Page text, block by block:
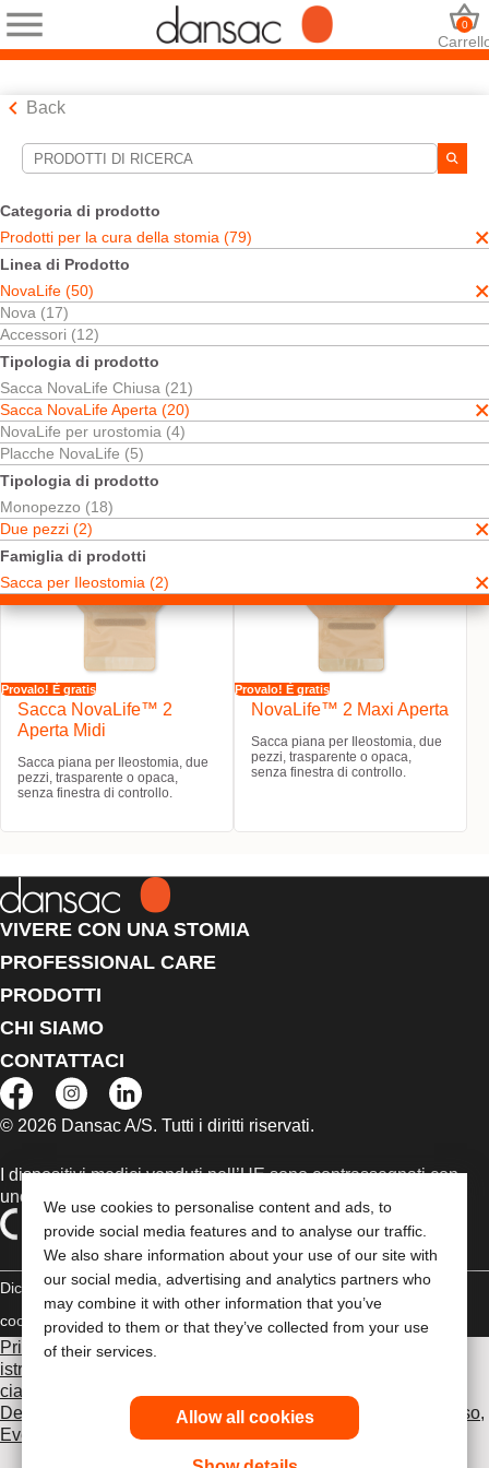
We use cookies to personalise content and ads, to
provide social media features and to analyse our traffic.
We also share information about your use of our site with
our social media, advertising and analytics partners who
may combine it with other information that you’ve
provided to them or that they’ve collected from your use
of their services.
Allow all cookies
0
Back
Categoria di prodotto
Prodotti per la cura della stomia (79)
Linea di Prodotto
NovaLife (50)
Nova (17)
Accessori (12)
Tipologia di prodotto
Sacca NovaLife Chiusa (21)
Sacca NovaLife Aperta (20)
NovaLife per urostomia (4)
Placche NovaLife (5)
Tipologia di prodotto
Monopezzo (18)
Due pezzi (2)
Famiglia di prodotti
Sacca per Ileostomia (2)
Strumenti di ricerca
Le tue selezioni:
Prodotti per la cura della stomia
NovaLife
Sacca NovaLife Aperta
Due pezzi
Sacca per Ileostomia
La sua selezione abbinato2risultati
Ordina per:
Provalo! È gratis
Sacca NovaLife™ 2
Aperta Midi
Sacca piana per Ileostomia, due
pezzi, trasparente o opaca,
senza finestra di controllo.
Provalo! È gratis
NovaLife™ 2 Maxi Aperta
Sacca piana per Ileostomia, due
pezzi, trasparente o opaca,
senza finestra di controllo.
VIVERE CON UNA STOMIA
PROFESSIONAL CARE
PRODOTTI
CHI SIAMO
CONTATTACI
© 2026 Dansac A/S. Tutti i diritti riservati.
I dispositivi medici venduti nell’UE sono contrassegnati con
uno dei seguenti simboli, a seconda dei casi
Dichiarazione di copyright Politica sulla riservatezza Gestione dei
cookie
Compliance
Prima di utilizzare uno dei prodotti indicati, leggi per intero le
istruzioni d'uso contenute nel foglietto illustrativo fornito con
ciascun prodotto, che include le sezioni Uso previsto,
Descrizione, Controindicazioni, Avvertenze, Precauzioni d'uso,
Eventi avversi e Istruzioni d'uso del dispositivo